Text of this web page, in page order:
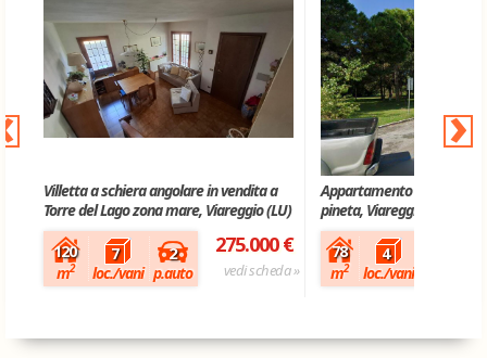
Villetta a schiera angolare in vendita a
Torre del Lago zona mare, Viareggio (LU)
120
m2
7
loc./vani
2
p.auto
275.000 €
vedi scheda »
Appartamento in vendita
pineta, Viareggio (LU)
78
m2
4
loc./vani
›